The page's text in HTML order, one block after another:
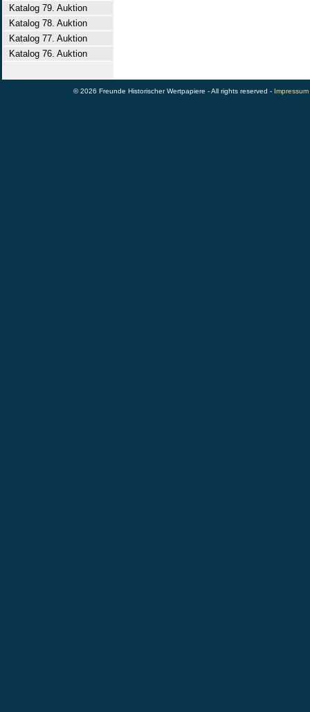
Katalog 79. Auktion
Katalog 78. Auktion
Katalog 77. Auktion
Katalog 76. Auktion
© 2026 Freunde Historischer Wertpapiere - All rights reserved - Impressum